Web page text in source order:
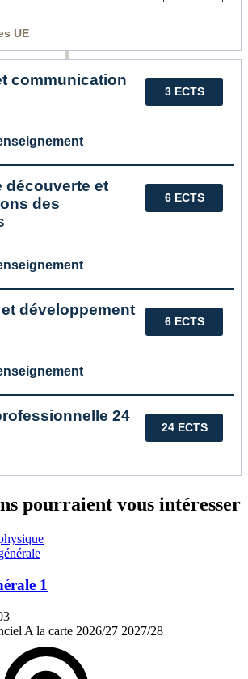
UE
3 ECTS
communication
6 ECTS
découverte et
des
6 ECTS
développement
24 ECTS
24
pourraient vous intéresser
1
A la carte 2026/27 2027/28